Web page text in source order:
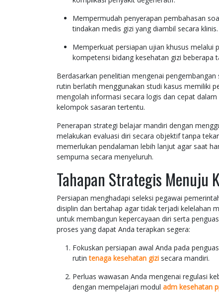
Mempermudah penyerapan pembahasan
tindakan medis gizi yang diambil secara klinis.
Memperkuat persiapan ujian khusus melalui
kompetensi bidang kesehatan gizi beberapa
Berdasarkan penelitian mengenai
rutin berlatih menggunakan studi kasus memiliki
mengolah informasi secara logis dan cepat
kelompok sasaran tertentu.
Penerapan strategi belajar mandiri dengan
melakukan evaluasi diri secara objektif tanpa
memerlukan pendalaman lebih lanjut agar saat
sempurna secara menyeluruh.
Tahapan Strategis Menuju
Persiapan menghadapi seleksi pegawai
disiplin dan bertahap agar tidak terjadi kelelahan
untuk membangun kepercayaan diri serta
proses yang dapat Anda terapkan segera:
Fokuskan persiapan awal Anda pada
rutintenaga kesehatan gizi secara mandiri.
Perluas wawasan Anda mengenai regulasi
dengan mempelajari modul adm kesehatan